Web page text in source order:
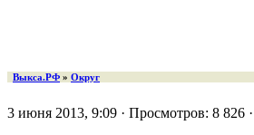
Выкса.РФ » Округ
3 июня 2013, 9:09 · Просмотров: 8 826